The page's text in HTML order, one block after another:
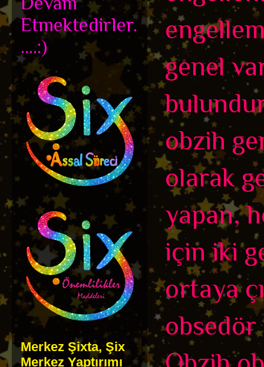
genel
obzih
olarak
yapan,
için iki
ortaya
obsedör
Etmektedirler.
....:)
Merkez Şixta, Şix
Merkez Yaptırımı